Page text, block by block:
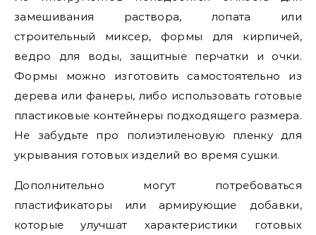
замешивания раствора, лопата или
строительный миксер, формы для кирпичей,
ведро для воды, защитные перчатки и очки.
Формы можно изготовить самостоятельно из
дерева или фанеры, либо использовать готовые
пластиковые контейнеры подходящего размера.
Не забудьте про полиэтиленовую пленку для
укрывания готовых изделий во время сушки.
Дополнительно могут потребоваться
пластификаторы или армирующие добавки,
которые улучшат характеристики готовых